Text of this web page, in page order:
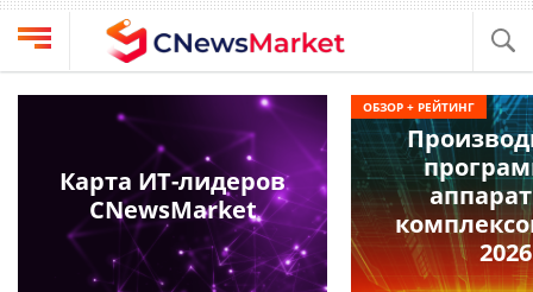
Выбрать
провайдера
Компании
CNews
Конференции
Техника
Карта ИТ-лидеров
CNewsMarket
2026
ОБЗОР + РЕЙТИНГ